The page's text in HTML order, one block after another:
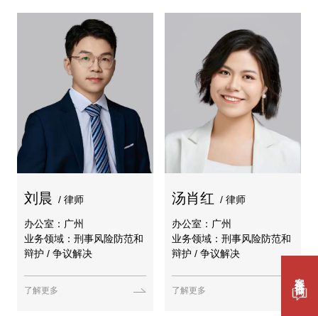
刘晨 / 律师
办公室：广州
业务领域：刑事风险防范和
辩护 / 争议解决
了解更多
汤肖红 / 律师
办公室：广州
业务领域：刑事风险防范和
辩护 / 争议解决
了解更多